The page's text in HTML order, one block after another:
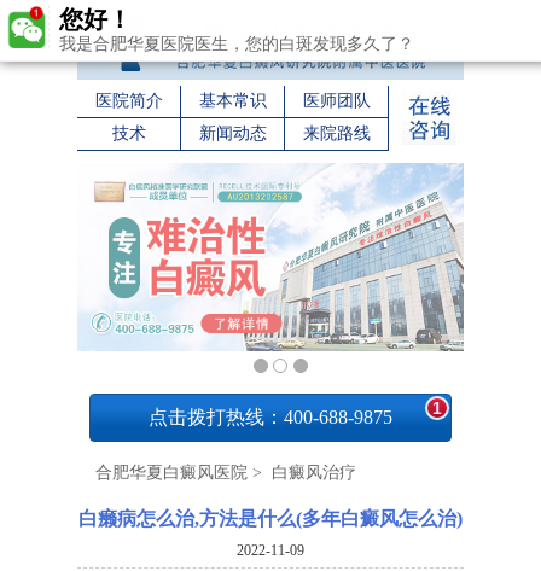
医院简介 基本常识
医师团队
技术
新闻动态 来院路线
点击拨打热线：400-688-9875 1
合肥华夏白癜风医院 > 白癜风治疗
白癞病怎么治,方法是什么(多年白癜风怎么治)
2022-11-09
您好！
我是合肥华夏医院医生，您的白斑发现多久了？